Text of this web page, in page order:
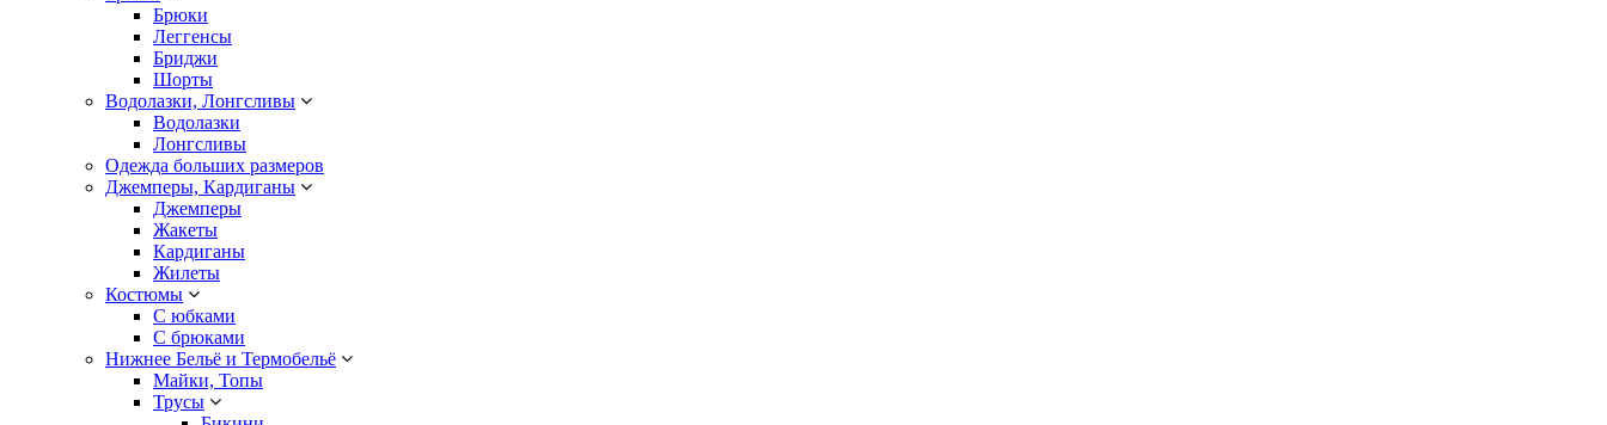
Брюки
Леггенсы
Бриджи
Шорты
Водолазки, Лонгсливы
Водолазки
Лонгсливы
Одежда больших размеров
Джемперы, Кардиганы
Джемперы
Жакеты
Кардиганы
Жилеты
Костюмы
С юбками
С брюками
Нижнее Бельё и Термобельё
Майки, Топы
Трусы